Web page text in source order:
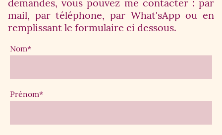
demandes, vous pouvez me contacter : par
mail, par téléphone, par What'sApp ou en
remplissant le formulaire ci dessous.
Nom*
Prénom*